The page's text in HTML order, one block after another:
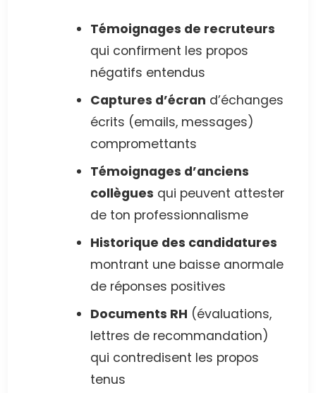
Témoignages de recruteurs
qui confirment les propos
négatifs entendus
Captures d’écran d’échanges
écrits (emails, messages)
compromettants
Témoignages d’anciens
collègues qui peuvent attester
de ton professionnalisme
Historique des candidatures
montrant une baisse anormale
de réponses positives
Documents RH (évaluations,
lettres de recommandation)
qui contredisent les propos
tenus